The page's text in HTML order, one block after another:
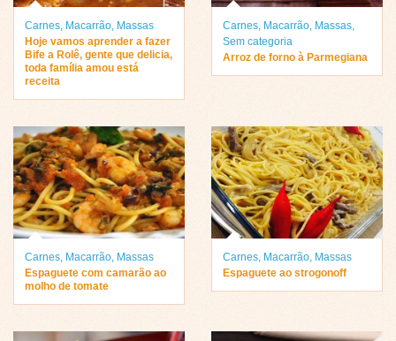
Carnes, Macarrão, Massas
Hoje vamos aprender a fazer
Bife a Rolê, gente que delicia,
toda família amou está
receita
Carnes, Macarrão, Massas,
Sem categoria
Arroz de forno à Parmegiana
Carnes Macarrão Massas
Espaguete com camarão ao
molho de tomate
Carnes Macarrão Massas
Espaguete ao strogonoff